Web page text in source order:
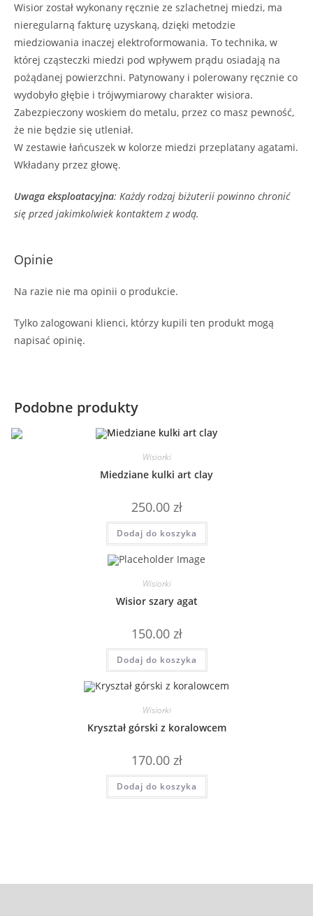
Wisior został wykonany ręcznie ze szlachetnej miedzi, ma
nieregularną fakturę uzyskaną, dzięki metodzie
miedziowania inaczej elektroformowania. To technika, w
której cząsteczki miedzi pod wpływem prądu osiadają na
pożądanej powierzchni. Patynowany i polerowany ręcznie co
wydobyło głębie i trójwymiarowy charakter wisiora.
Zabezpieczony woskiem do metalu, przez co masz pewność,
że nie będzie się utleniał.
W zestawie łańcuszek w kolorze miedzi przeplatany agatami.
Wkładany przez głowę.
Uwaga eksploatacyjna: Każdy rodzaj biżuterii powinno chronić
się przed jakimkolwiek kontaktem z wodą.
Opinie
Na razie nie ma opinii o produkcie.
Tylko zalogowani klienci, którzy kupili ten produkt mogą
napisać opinię.
Podobne produkty
Wisiorki
Miedziane kulki art clay
250.00 zł
Dodaj do koszyka
Wisiorki
Wisior szary agat
150.00 zł
Dodaj do koszyka
Wisiorki
Kryształ górski z koralowcem
170.00 zł
Dodaj do koszyka